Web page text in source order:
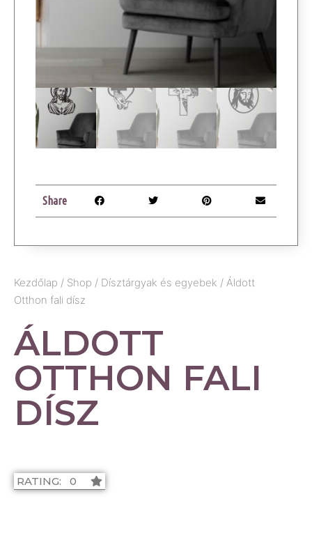
Kezdőlap / Shop / Dísztárgyak és egyebek / Áldott
Otthon fali dísz
ÁLDOTT
OTTHON FALI
DÍSZ
RATING: 0
Share